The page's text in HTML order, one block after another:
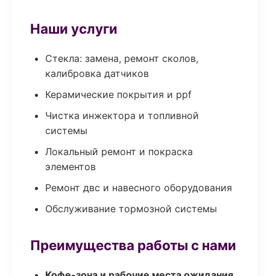
Наши услуги
Стекла: замена, ремонт сколов,
калибровка датчиков
Керамические покрытия и ppf
Чистка инжектора и топливной
системы
Локальный ремонт и покраска
элементов
Ремонт двс и навесного оборудования
Обслуживание тормозной системы
Преимущества работы с нами